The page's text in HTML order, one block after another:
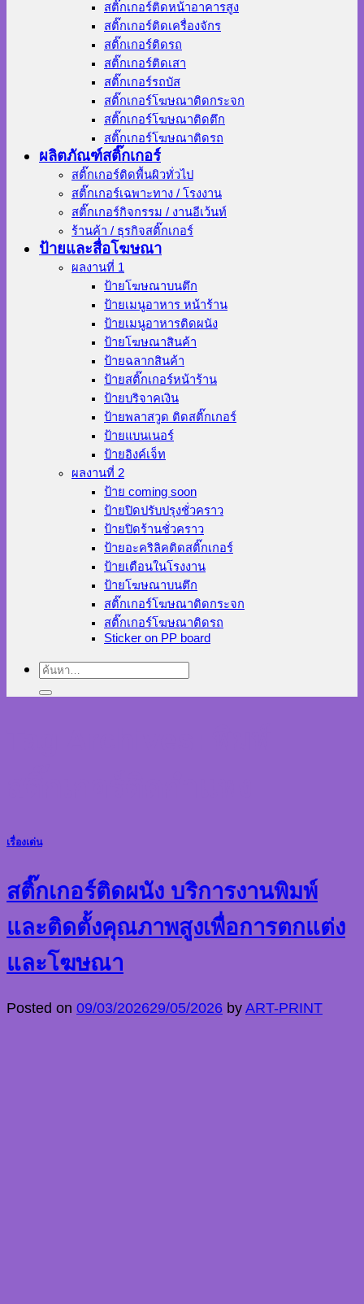
สติ๊กเกอร์ติดหน้าอาคารสูง
สติ๊กเกอร์ติดเครื่องจักร
สติ๊กเกอร์ติดรถ
สติ๊กเกอร์ติดเสา
สติ๊กเกอร์รถบัส
สติ๊กเกอร์โฆษณาติดกระจก
สติ๊กเกอร์โฆษณาติดตึก
สติ๊กเกอร์โฆษณาติดรถ
ผลิตภัณฑ์สติ๊กเกอร์
สติ๊กเกอร์ติดพื้นผิวทั่วไป
สติ๊กเกอร์เฉพาะทาง / โรงงาน
สติ๊กเกอร์กิจกรรม / งานอีเว้นท์
ร้านค้า / ธุรกิจสติ๊กเกอร์
ป้ายและสื่อโฆษณา
ผลงานที่ 1
ป้ายโฆษณาบนตึก
ป้ายเมนูอาหาร หน้าร้าน
ป้ายเมนูอาหารติดผนัง
ป้ายโฆษณาสินค้า
ป้ายฉลากสินค้า
ป้ายสติ๊กเกอร์หน้าร้าน
ป้ายบริจาคเงิน
ป้ายพลาสวูด ติดสติ๊กเกอร์
ป้ายแบนเนอร์
ป้ายอิงค์เจ็ท
ผลงานที่ 2
ป้าย coming soon
ป้ายปิดปรับปรุงชั่วคราว
ป้ายปิดร้านชั่วคราว
ป้ายอะคริลิคติดสติ๊กเกอร์
ป้ายเตือนในโรงงาน
ป้ายโฆษณาบนตึก
สติ๊กเกอร์โฆษณาติดกระจก
สติ๊กเกอร์โฆษณาติดรถ
Sticker on PP board
ค้นหา:
เรื่องเด่น
สติ๊กเกอร์ติดผนัง บริการงานพิมพ์
และติดตั้งคุณภาพสูงเพื่อการตกแต่ง
และโฆษณา
Posted on 09/03/202629/05/2026 byART-PRINT